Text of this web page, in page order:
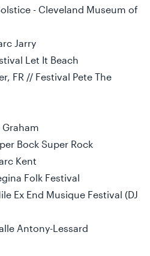
- Cleveland Museum of
Jarry
Let It Beach
FR // Festival Pete The
Graham
Bock Super Rock
Kent
Folk Festival
Ex End Musique Festival (DJ
Antony-Lessard